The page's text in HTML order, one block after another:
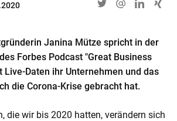
Janina Mütze spricht in der
Forbes Podcast "Great Business
Live-Daten ihr Unternehmen und das
die Corona-Krise gebracht hat.
die wir bis 2020 hatten, verändern sich